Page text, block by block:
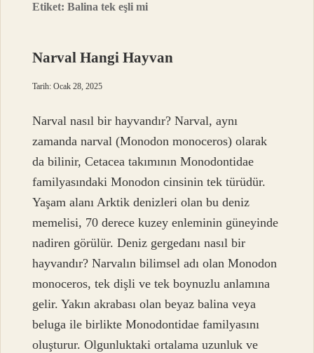
Etiket:Balina tek eşli mi
Narval Hangi Hayvan
Tarih: Ocak 28, 2025
Narval nasıl bir hayvandır? Narval, aynı
zamanda narval (Monodon monoceros) olarak
da bilinir, Cetacea takımının Monodontidae
familyasındaki Monodon cinsinin tek türüdür.
Yaşam alanı Arktik denizleri olan bu deniz
memelisi, 70 derece kuzey enleminin güneyinde
nadiren görülür. Deniz gergedanı nasıl bir
hayvandır? Narvalın bilimsel adı olan Monodon
monoceros, tek dişli ve tek boynuzlu anlamına
gelir. Yakın akrabası olan beyaz balina veya
beluga ile birlikte Monodontidae familyasını
oluşturur. Olgunluktaki ortalama uzunluk ve